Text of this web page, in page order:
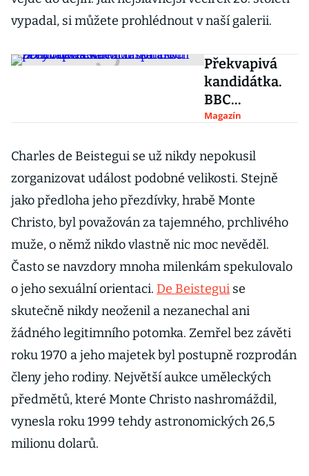
vypadal, si můžete prohlédnout v naší galerii.
Překvapivá
kandidátka.
BBC
nominovala
inspirativní
ženy roku i
indickou
pornoherečk
u
Magazín
Charles de Beistegui se už nikdy nepokusil
zorganizovat událost podobné velikosti. Stejně
jako předloha jeho přezdívky, hrabě Monte
Christo, byl považován za tajemného, prchlivého
muže, o němž nikdo vlastně nic moc nevěděl.
Často se navzdory mnoha milenkám spekulovalo
o jeho sexuální orientaci. De Beistegui se
skutečně nikdy neoženil a nezanechal ani
žádného legitimního potomka. Zemřel bez závěti
roku 1970 a jeho majetek byl postupně rozprodán
členy jeho rodiny. Největší aukce uměleckých
předmětů, které Monte Christo nashromáždil,
vynesla roku 1999 tehdy astronomických 26,5
milionu dolarů.